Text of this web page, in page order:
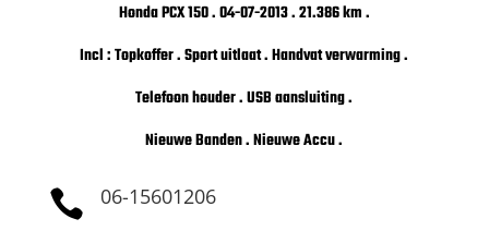
Honda PCX 150 . 04-07-2013 . 21.386 km .
Incl : Topkoffer . Sport uitlaat . Handvat verwarming .
Telefoon houder . USB aansluiting .
Nieuwe Banden . Nieuwe Accu .
 06-15601206